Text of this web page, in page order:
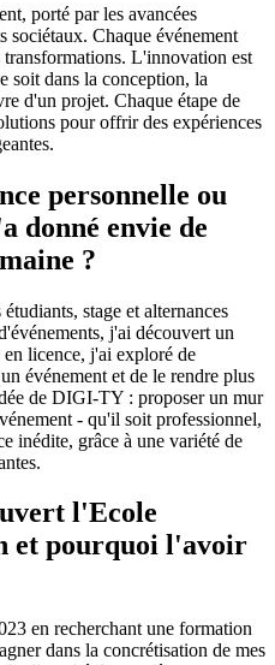
porté par les avancées
sociétaux. Chaque événement
L'innovation est
soit dans la conception, la
d'un projet. Chaque étape de
pour offrir des expériences
personnelle ou
donné envie de
?
stage et alternances
j'ai découvert un
licence, j'ai exploré de
événement et de le rendre plus
de DIGI-TY : proposer un mur
- qu'il soit professionnel,
inédite, grâce à une variété de
l'Ecole
et pourquoi l'avoir
en recherchant une formation
dans la concrétisation de mes